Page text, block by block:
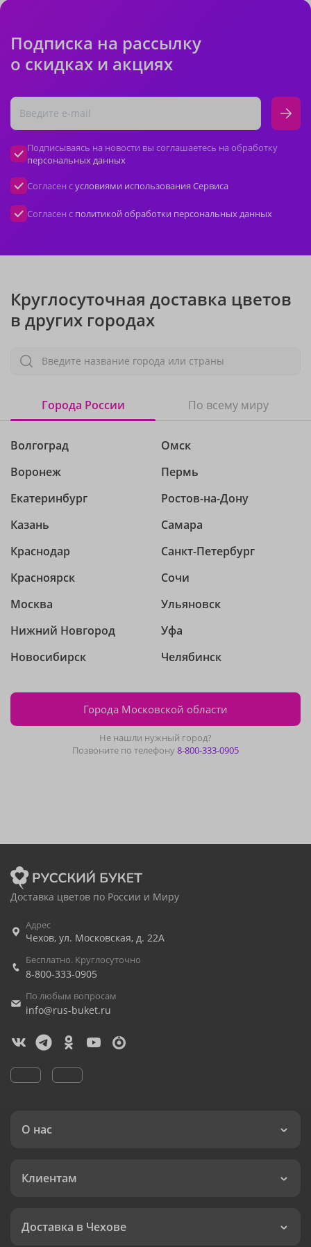
Подписка на рассылку
о скидках и акциях
Подписываясь на новости вы соглашаетесь на обработку
персональных данных
Согласен сусловиями использования Сервиса
Согласен с политикой обработки персональных данных
Круглосуточная доставка цветов
в других городах
Введите название города или страны
Города России По всему миру
Волгоград
Воронеж
Екатеринбург
Казань
Краснодар
Красноярск
Москва
Нижний Новгород
Новосибирск
Омск
Пермь
Ростов-на-Дону
Самара
Санкт-Петербург
Сочи
Ульяновск
Уфа
Челябинск
Города Московской области
Не нашли нужный город?
Позвоните по телефону8-800-333-0905
Доставка цветов по России и Миру
Адрес
Чехов, ул. Московская, д. 22А
Бесплатно. Круглосуточно
8-800-333-0905
По любым вопросам
info@rus-buket.ru
О нас
Клиентам
Доставка в Чехове